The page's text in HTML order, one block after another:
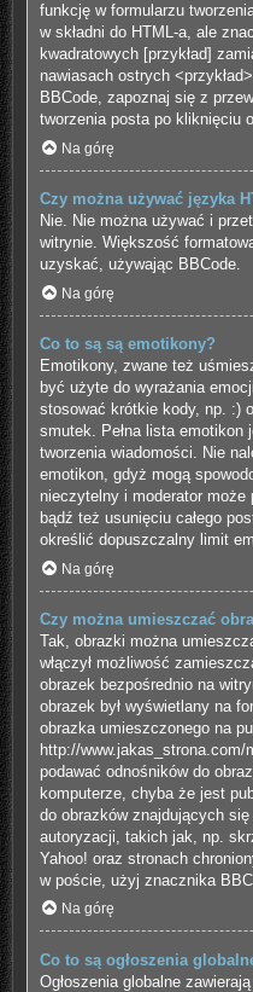
funkcję w formularzu
w składni do HTML-a, ale
kwadratowych [przykład]
nawiasach ostrych
BBCode, zapoznaj się z
tworzenia posta po kliknięciu
Na górę
Czy można używać języka
Nie. Nie można używać i
witrynie. Większość
uzyskać, używając BBCode.
Na górę
Co to są są emotikony?
Emotikony, zwane też
być użyte do wyrażania
stosować krótkie kody, np. :)
smutek. Pełna lista emotikon
tworzenia wiadomości. Nie
emotikon, gdyż mogą
nieczytelny i moderator
bądź też usunięciu całego
określić dopuszczalny limit
Na górę
Czy można umieszczać
Tak, obrazki można
włączył możliwość
obrazek bezpośrednio na
obrazek był wyświetlany na
obrazka umieszczonego na
http://
podawać odnośników do
komputerze, chyba że jest
do obrazków znajdujących
autoryzacji, takich jak, np.
Yahoo! oraz stronach
w poście, użyj znacznika
Na górę
Co to są ogłoszenia
Ogłoszenia globalne